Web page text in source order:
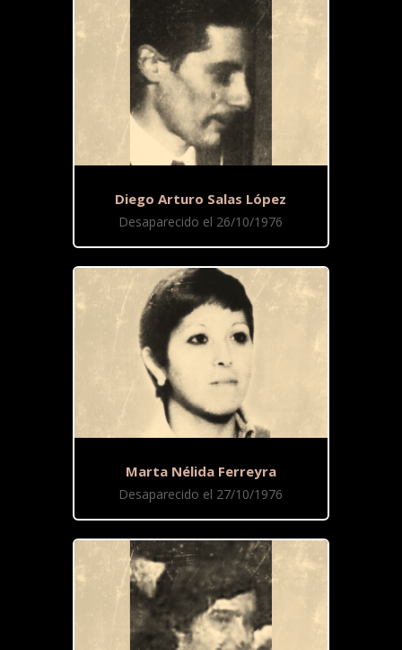
Diego Arturo Salas López
Desaparecido el 26/10/1976
Marta Nélida Ferreyra
Desaparecido el 27/10/1976